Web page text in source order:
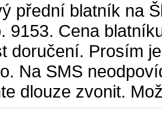
přední blatník na
9153. Cena
doručení. Prosím
Na SMS
dlouze zvonit.